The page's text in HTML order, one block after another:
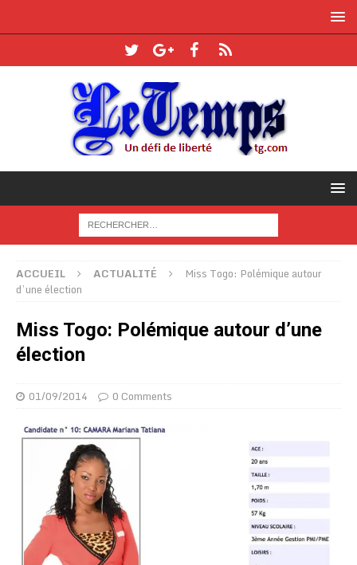
ACCUEIL ACTUALITÉ
Miss Togo: Polémique autour
d’une élection
Miss Togo: Polémique autour d’une
élection
01/09/2014 0 Comments